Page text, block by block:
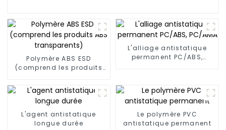
Polymère ABS ESD
(comprend les produits
L'alliage antistatique
permanent PC/ABS,
L'agent antistatique
longue durée
Le polymère PVC
antistatique permanent